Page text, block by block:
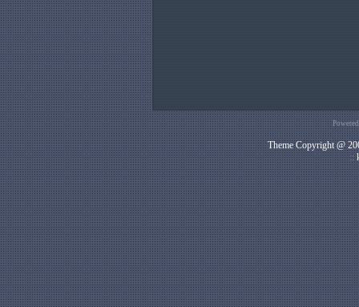
Theme Copyright @
::